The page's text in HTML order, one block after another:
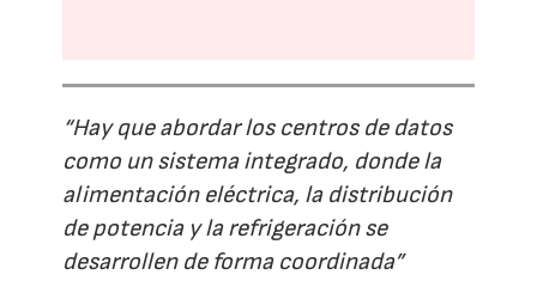
“Hay que abordar los centros de datos
como un sistema integrado, donde la
alimentación eléctrica, la distribución
de potencia y la refrigeración se
desarrollen de forma coordinada”